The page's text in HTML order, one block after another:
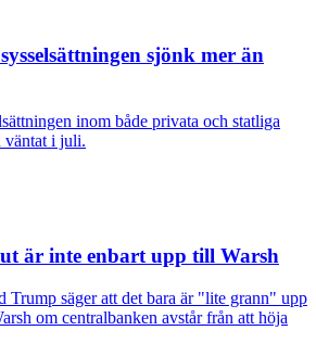
sjönk mer än
inom både privata och statliga
väntat i juli.
är inte enbart upp till Warsh
Trump säger att det bara är "lite grann" upp
om centralbanken avstår från att höja